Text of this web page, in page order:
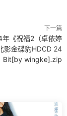
下一篇
《祝福2（卓依婷
影金碟豹HDCD 24
Bit[by wingke].zip